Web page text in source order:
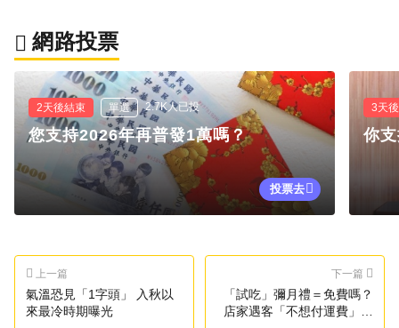
網路投票
2天後結束 單選 2.7K人已投
您支持2026年再普發1萬嗎？
投票去
3天
你
上一篇
氣溫恐見「1字頭」 入秋以
來最冷時期曝光
下一篇
「試吃」彌月禮＝免費嗎？
店家遇客「不想付運費」怒